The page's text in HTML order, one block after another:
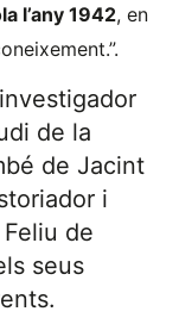
l’any 1942, en
de la
de Jacint
i
de
seus